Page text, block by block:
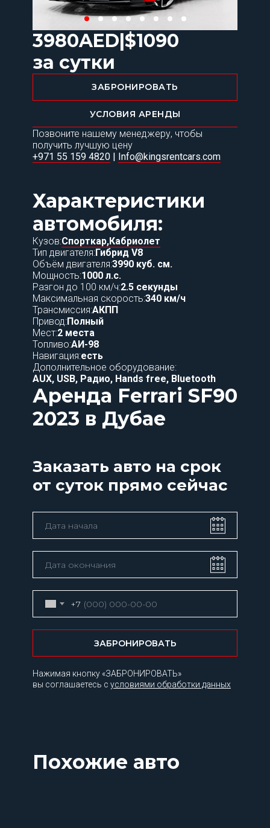
3980AED|$1090
за сутки
ЗАБРОНИРОВАТЬ
УСЛОВИЯ АРЕНДЫ
Позвоните нашему менеджеру, чтобы
получить лучшую цену
+971 55 159 4820 | Info@kingsrentcars.com
Характеристики
автомобиля:
Кузов:Спорткар,Кабриолет
Тип двигателя:Гибрид V8
Объём двигателя:3990 куб. см.
Мощность:1000 л.с.
Разгон до 100 км/ч:2.5 секунды
Максимальная скорость:340 км/ч
Трансмиссия:АКПП
Привод:Полный
Мест:2 места
Топливо:АИ-98
Навигация:есть
Дополнительное оборудование:
AUX, USB, Радио, Hands free, Bluetooth
Аренда Ferrari SF90
2023 в Дубае
Заказать авто на срок
от суток прямо сейчас
Нажимая кнопку «ЗАБРОНИРОВАТЬ»
вы соглашаетесь с условиями обработки данных
+7
ЗАБРОНИРОВАТЬ
Похожие авто